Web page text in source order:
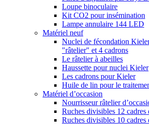
Loupe binoculaire
Kit CO2 pour insémination
Lampe annulaire 144 LED
Matériel neuf
Nuclei de fécondation
"râtelier" et 4 cadrons
Le râtelier à abeilles
Haussette pour nuclei Kieler
Les cadrons pour Kieler
Huile de lin pour le
Matériel d’occasion
Nourrisseur râtelier
Ruches divisibles 12 cadres
Ruches divisibles 10 cadres